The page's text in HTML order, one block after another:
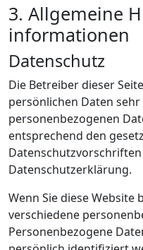
3. Allgemeine
informationen
Datenschutz
Die Betreiber dieser
persönlichen Daten
personenbezogenen
entsprechend den
Datenschutzerklärung.
Wenn Sie diese Website
verschiedene
Personenbezogene